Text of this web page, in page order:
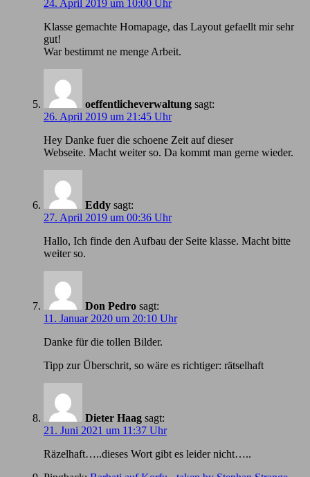
24. April 2019 um 10:00 Uhr
Klasse gemachte Homapage, das Layout gefaellt mir sehr
gut!
War bestimmt ne menge Arbeit.
oeffentlicheverwaltung sagt:
26. April 2019 um 21:45 Uhr
Hey Danke fuer die schoene Zeit auf dieser
Webseite. Macht weiter so. Da kommt man gerne wieder.
Eddy sagt:
27. April 2019 um 00:36 Uhr
Hallo, Ich finde den Aufbau der Seite klasse. Macht bitte
weiter so.
Don Pedro sagt:
11. Januar 2020 um 20:10 Uhr
Danke für die tollen Bilder.
Tipp zur Überschrit, so wäre es richtiger: rätselhaft
Dieter Haag sagt:
21. Juni 2021 um 11:37 Uhr
Räzelhaft…..dieses Wort gibt es leider nicht…..